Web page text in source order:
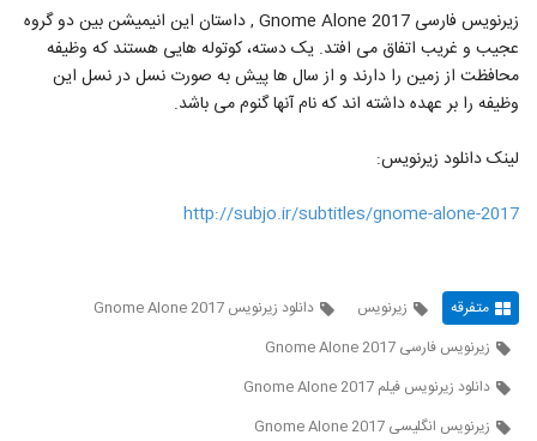
زیرنویس فارسی Gnome Alone 2017 , داستان این انیمیشن بین دو گروه
عجیب و غریب اتفاق می افتد. یک دسته، کوتوله هایی هستند که وظیفه
محافظت از زمین را دارند و از سال ها پیش به صورت نسل در نسل این
وظیفه را بر عهده داشته اند که نام آنها گنوم می باشد.
لینک دانلود زیرنویس:
http://subjo.ir/subtitles/gnome-alone-2017
متفرقه زیرنویس
دانلود زیرنویس Gnome Alone 2017
زیرنویس فارسی Gnome Alone 2017
دانلود زیرنویس فیلم Gnome Alone 2017
زیرنویس انگلیسی Gnome Alone 2017